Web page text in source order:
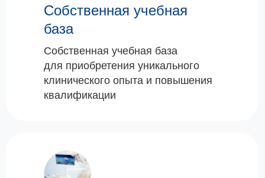
Собственная учебная
база
Собственная учебная база
для приобретения уникального
клинического опыта и повышения
квалификации